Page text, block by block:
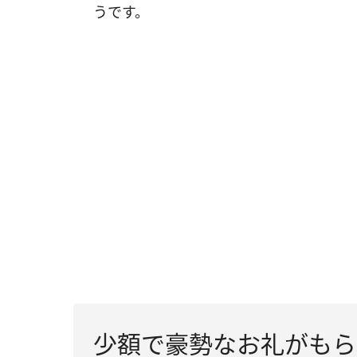
うです。
少額で豪勢なお礼がも